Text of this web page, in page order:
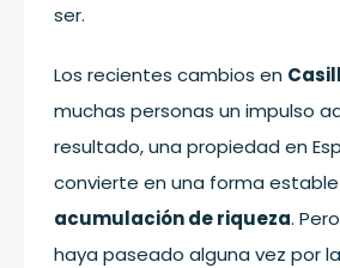
ser.
Los recientes cambios en
muchas personas un impulso
resultado, una propiedad en
convierte en una forma
acumulación de riqueza.
haya paseado alguna vez por